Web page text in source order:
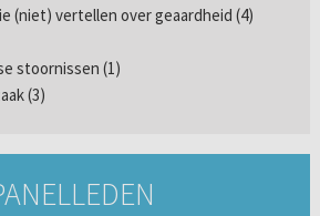
(niet) vertellen over geaardheid (4)
stoornissen (1)
(3)